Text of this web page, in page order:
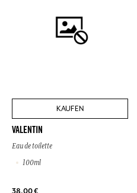
KAUFEN
VALENTIN
Eau de toilette
100ml
38,00 €